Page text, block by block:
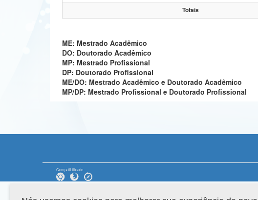
Totais
ME: Mestrado Acadêmico
DO: Doutorado Acadêmico
MP: Mestrado Profissional
DP: Doutorado Profissional
ME/DO: Mestrado Acadêmico e Doutorado Acadêmico
MP/DP: Mestrado Profissional e Doutorado Profissional
Compatibilidade